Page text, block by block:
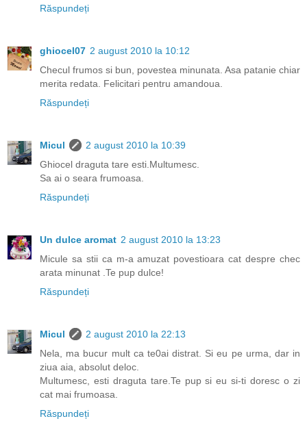
Răspundeți
ghiocel07 2 august 2010 la 10:12
Checul frumos si bun, povestea minunata. Asa patanie chiar
merita redata. Felicitari pentru amandoua.
Răspundeți
Micul
2 august 2010 la 10:39
Ghiocel draguta tare esti.Multumesc.
Sa ai o seara frumoasa.
Răspundeți
Un dulce aromat 2 august 2010 la 13:23
Micule sa stii ca m-a amuzat povestioara cat despre chec
arata minunat .Te pup dulce!
Răspundeți
Micul
2 august 2010 la 22:13
Nela, ma bucur mult ca te0ai distrat. Si eu pe urma, dar in
ziua aia, absolut deloc.
Multumesc, esti draguta tare.Te pup si eu si-ti doresc o zi
cat mai frumoasa.
Răspundeți